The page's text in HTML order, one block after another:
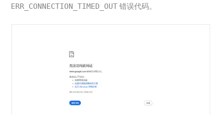
ERR_CONNECTION_TIMED_OUT 错误代码。